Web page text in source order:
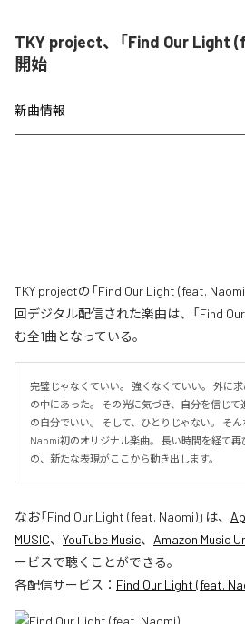
TKY project、「Find Our Light
開始
新曲情報
TKY projectの「Find Our Light (feat.
回デジタル配信された楽曲は、「Find
む全1曲となっている。
完璧じゃなくていい。 強くなくていい。 外に
の中にあった。 その光に気づき、自分を信じて
の自分でいい。 そして、ひとりじゃない。 そん
Naomi初のオリジナル楽曲。 長い時間を経て
の、新たな表現がここから動き出します。
なお「Find Our Light (feat. Naomi)」は、
MUSIC、 YouTube Music、 Amazon Music
ービスで聴くことができる。
各配信サービス： Find Our Light (feat.